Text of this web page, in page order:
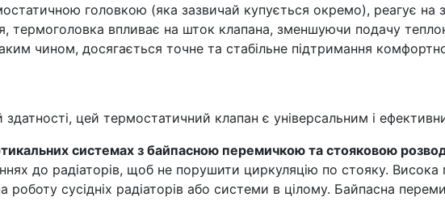
головкою (яка зазвичай купується окремо), реагує на
термоголовка впливає на шток клапана, зменшуючи подачу
чином, досягається точне та стабільне підтримання
здатності, цей термостатичний клапан є універсальним і
системах з байпасною перемичкою та стояковою
до радіаторів, щоб не порушити циркуляцію по стояку.
сусідніх радіаторів або системи в цілому. Байпасна